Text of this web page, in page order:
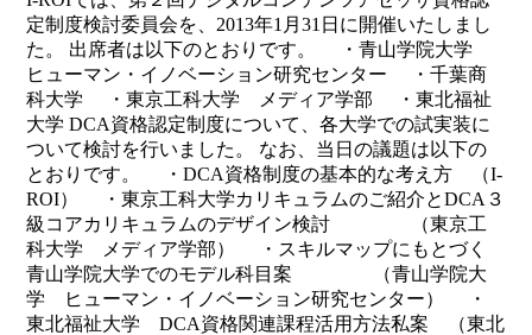
定制度検討委員会を、2013年1月31日に開催いたしまし
た。 出席者は以下のとおりです。 ・青山学院大学
ヒューマン・イノベーション研究センター ・千葉商
科大学 ・東京工科大学 メディア学部 ・東北福祉
大学 DCA資格認定制度について、各大学での試実装に
ついて検討を行いました。 なお、当日の議題は以下の
とおりです。 ・DCA資格制度の基本的な考え方 （I-
ROI） ・東京工科大学カリキュラムのご紹介とDCA３
級コアカリキュラムのデザイン検討 （東京工
科大学 メディア学部） ・スキルマップにもとづく
青山学院大学でのモデル科目案 （青山学院大
学 ヒューマン・イノベーション研究センター） ・
東北福祉大学 DCA資格関連課程活用方法私案 （東北